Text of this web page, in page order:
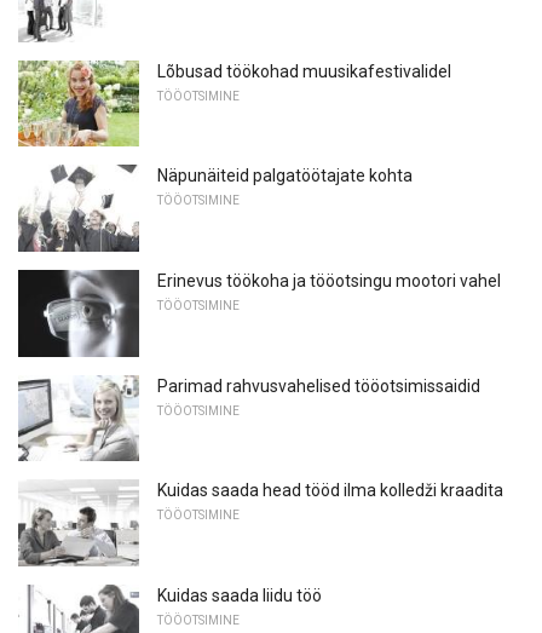
Lõbusad töökohad muusikafestivalidel
TÖÖOTSIMINE
Näpunäiteid palgatöötajate kohta
TÖÖOTSIMINE
Erinevus töökoha ja tööotsingu mootori vahel
TÖÖOTSIMINE
Parimad rahvusvahelised tööotsimissaidid
TÖÖOTSIMINE
Kuidas saada head tööd ilma kolledži kraadita
TÖÖOTSIMINE
Kuidas saada liidu töö
TÖÖOTSIMINE